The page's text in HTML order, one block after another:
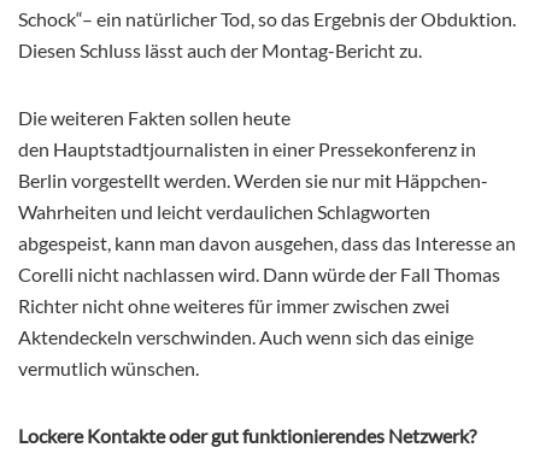
Schock“– ein natürlicher Tod, so das Ergebnis der Obduktion.
Diesen Schluss lässt auch der Montag-Bericht zu.
Die weiteren Fakten sollen heute
den Hauptstadtjournalisten in einer Pressekonferenz in
Berlin vorgestellt werden. Werden sie nur mit Häppchen-
Wahrheiten und leicht verdaulichen Schlagworten
abgespeist, kann man davon ausgehen, dass das Interesse an
Corelli nicht nachlassen wird. Dann würde der Fall Thomas
Richter nicht ohne weiteres für immer zwischen zwei
Aktendeckeln verschwinden. Auch wenn sich das einige
vermutlich wünschen.
Lockere Kontakte oder gut funktionierendes Netzwerk?